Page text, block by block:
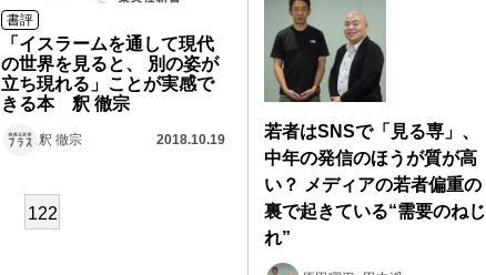
書評
「イスラームを通して現代
の世界を見ると、 別の姿が
立ち現れる」ことが実感で
きる本 釈 徹宗
釈 徹宗 2018.10.19
122
若者はSNSで「見る専」、
中年の発信のほうが質が高
い？ メディアの若者偏重の
裏で起きている“需要のねじ
れ”